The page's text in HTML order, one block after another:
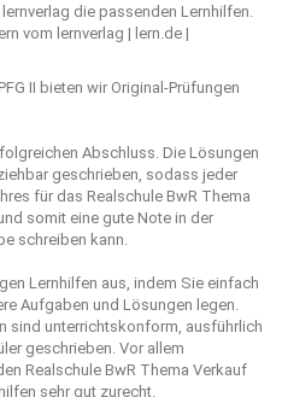
die passenden Lernhilfen.
vom lernverlag | lern.de |
II bieten wir Original-Prüfungen
Abschluss. Die Lösungen
geschrieben, sodass jeder
für das Realschule BwR Thema
somit eine gute Note in der
schreiben kann.
Lernhilfen aus, indem Sie einfach
Aufgaben und Lösungen legen.
sind unterrichtskonform, ausführlich
geschrieben. Vor allem
Realschule BwR Thema Verkauf
sehr gut zurecht.